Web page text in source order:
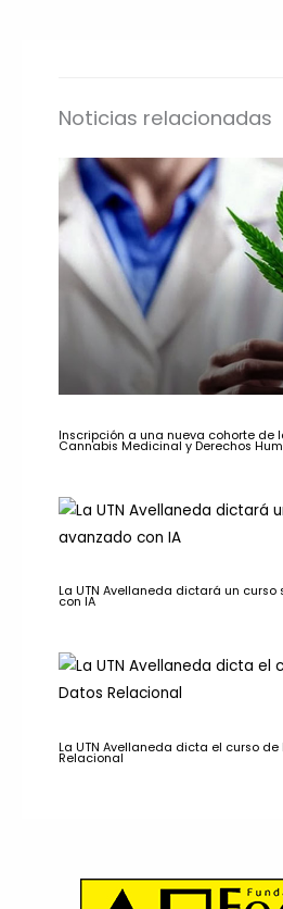
Noticias relacionadas
Inscripción a una nueva cohorte de
Cannabis Medicinal y Derechos
La UTN Avellaneda dictará un curso
con IA
La UTN Avellaneda dicta el curso de
Relacional